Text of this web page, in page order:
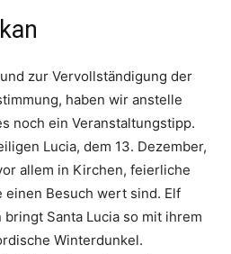
zur Vervollständigung der
haben wir anstelle
noch ein Veranstaltungstipp.
Lucia, dem 13. Dezember,
allem in Kirchen, feierliche
einen Besuch wert sind. Elf
Santa Lucia so mit ihrem
Winterdunkel.